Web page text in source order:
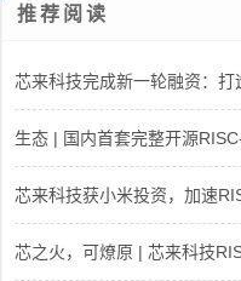
推荐阅读
芯来科技完成新一轮融资：
生态 | 国内首套完整开源
芯来科技获小米投资，加速
芯之火，可燎原 | 芯来科技